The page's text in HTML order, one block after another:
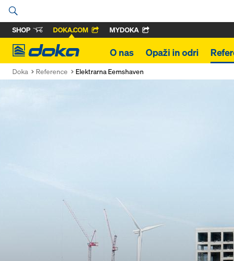
SHOP DOKA.COM MYDOKA
Doka
O nas Opaži in odri
Doka Reference Elektrarna Eemshaven